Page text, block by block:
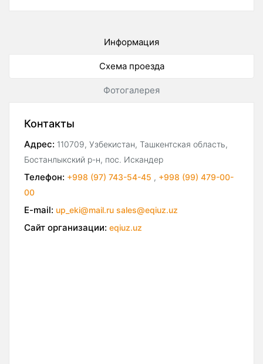
Информация
Схема проезда
Фотогалерея
Контакты
Адрес: 110709, Узбекистан, Ташкентская область,
Бостанлыкский р-н, пос. Искандер
Телефон: +998 (97) 743-54-45 , +998 (99) 479-00-
00
E-mail: up_eki@mail.ru sales@eqiuz.uz
Сайт организации: eqiuz.uz